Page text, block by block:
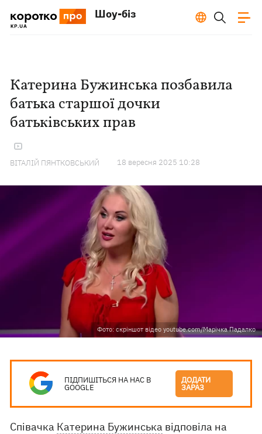
Шоу-біз
Катерина Бужинська позбавила
батька старшої дочки
батьківських прав
ВІТАЛІЙ ПЯНТКОВСЬКИЙ 18 вересня 2025 10:28
Фото: скріншот відео youtube.com/Марічка Падалко
ПІДПИШІТЬСЯ НА НАС В
GOOGLE
ДОДАТИ
ЗАРАЗ
Співачка Катерина Бужинська відповіла на